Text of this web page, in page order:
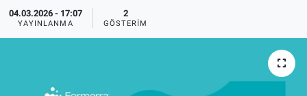
04.03.2026 - 17:07
YAYINLANMA
2
GÖSTERIM
İletişim
Tüm Manşetler